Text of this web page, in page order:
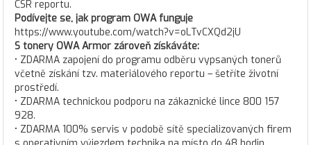
CSR reportu.
Podívejte se, jak program OWA funguje
https://www.youtube.com/watch?v=oLTvCXQd2jU
S tonery OWA Armor zároveň získáváte:
• ZDARMA zapojení do programu odběru vypsaných tonerů
včetně získání tzv. materiálového reportu – šetříte životní
prostředí.
• ZDARMA technickou podporu na zákaznické lince 800 157
928.
• ZDARMA 100% servis v podobě sítě specializovaných firem